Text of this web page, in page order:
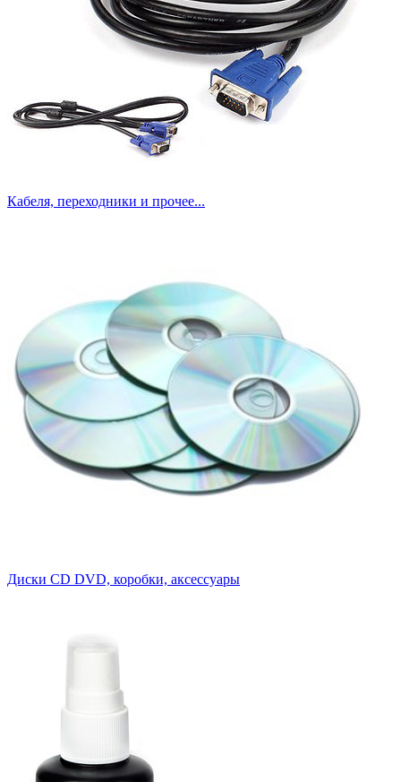
Кабеля, переходники и прочее...
Диски CD DVD, коробки, аксессуары